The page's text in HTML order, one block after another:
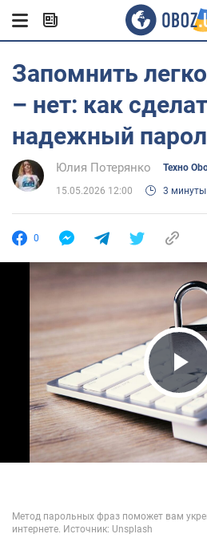
Запомнить
– нет: как
надежный
Юлия Потерянко Техно
15.05.2026 12:00 3 минуты
0